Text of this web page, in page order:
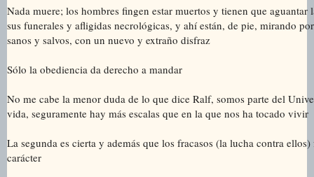
Nada muere; los hombres fingen estar muertos y tienen que aguantar
sus funerales y afligidas necrológicas, y ahí están, de pie, mirando
sanos y salvos, con un nuevo y extraño disfraz
Sólo la obediencia da derecho a mandar
No me cabe la menor duda de lo que dice Ralf, somos parte del
vida, seguramente hay más escalas que en la que nos ha tocado vivir
La segunda es cierta y además que los fracasos (la lucha contra
carácter